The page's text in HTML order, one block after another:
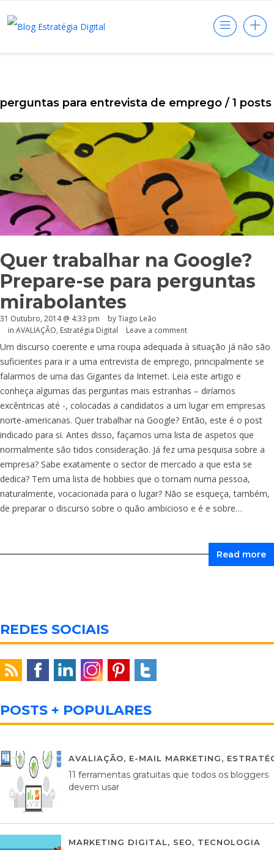
perguntas para entrevista de emprego / 1
Quer trabalhar na Google?
Prepare-se para perguntas
mirabolantes
31 Outubro, 2014 @ 4:33 pm
by Tiago Leão
in AVALIAÇÃO, Estratégia Digital Leave a comment
Um discurso coerente e uma roupa adequada à situação já não são
suficientes para ir a uma entrevista de emprego, principalmente se
falarmos de uma das Gigantes da Internet. Leia este artigo e
conheça algumas das perguntas mais estranhas – diríamos
excêntricas até -, colocadas a candidatos a um lugar em empresas
norte-americanas. Quer trabalhar na Google? Então, este é o post
indicado para si. Antes disso, façamos uma lista de aspetos que
normalmente são tidos consideração. Já fez uma pesquisa sobre a
empresa? Sabe exatamente o sector de mercado a que esta se
dedica? Tem uma lista de hobbies que o tornam numa pessoa,
naturalmente, vocacionada para o lugar? Não se esqueça, também,
de preparar o discurso sobre o quão ambicioso e é e sobre…
Read more
REDES SOCIAIS
POSTS + POPULARES
AVALIAÇÃO, E-MAIL MARKETING,
11 ferramentas gratuitas que todos os bloggers
devem usar
MARKETING DIGITAL, SEO, TECNOLOGIA